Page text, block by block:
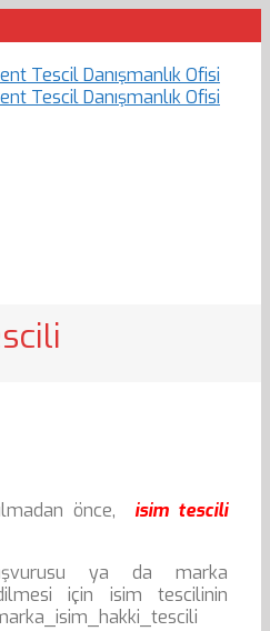
önce, isim tescili
ya da marka
için isim tescilinin